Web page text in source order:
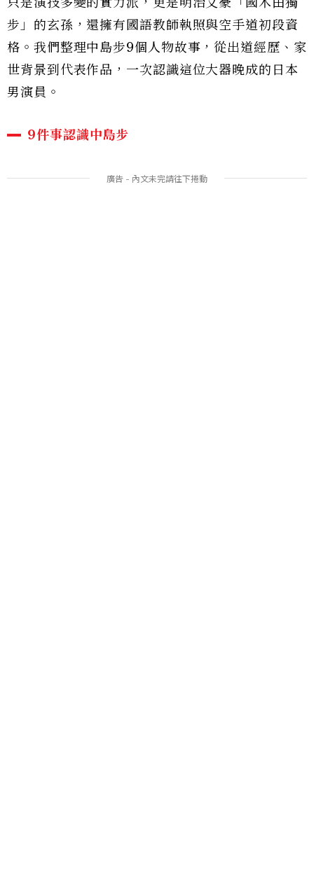
步」的玄孫，還擁有國語教師執照與空手道初段資
格。我們整理中島步9個人物故事，從出道經歷、家
世背景到代表作品，一次認識這位大器晚成的日本
男演員。
9件事認識中島步